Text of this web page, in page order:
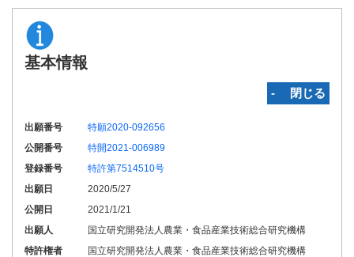
基本情報
‐ 閉じる
出願番号
特願2020-092656
公開番号
特開2021-006989
登録番号
特許第7514510号
出願日
2020/5/27
公開日
2021/1/21
出願人
国立研究開発法人農業・食品産業技術総合研究機構
特許権者
国立研究開発法人農業・食品産業技術総合研究機構